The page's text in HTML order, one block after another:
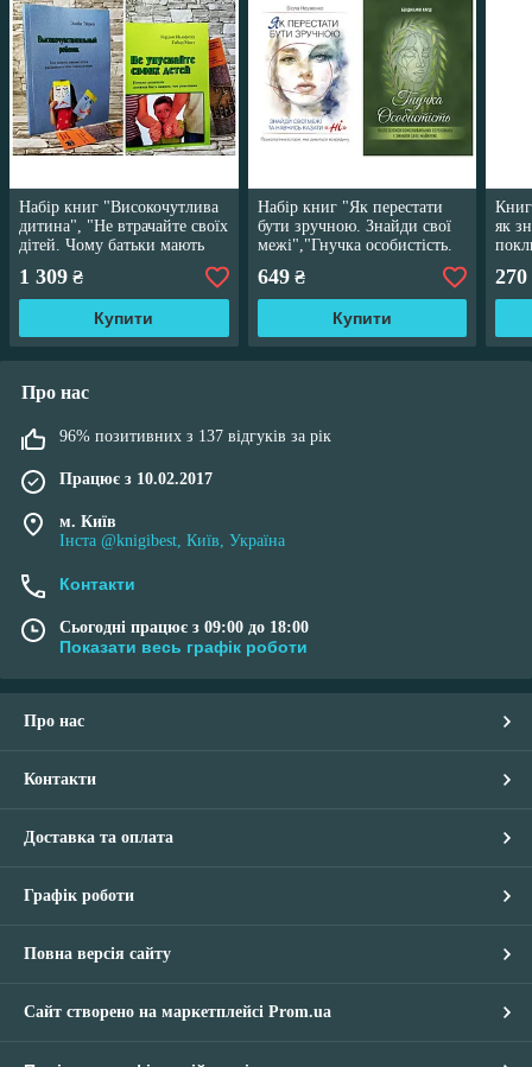
Набір книг "Високочутлива
дитина", "Не втрачайте своїх
дітей. Чому батьки мають
1 309 ₴
Купити
Набір книг "Як перестати
бути зручною. Знайди свої
межі","Гнучка особистість.
обмежувальних переконань і
змінити"
649₴
Купити
як
270
Про нас
96% позитивних з 137 відгуків за рік
Працює з 10.02.2017
м. Київ
Інста @knigibest, Київ, Україна
Контакти
Сьогодні працює з 09:00 до 18:00
Показати весь графік роботи
Про нас
Контакти
Доставка та оплата
Графік роботи
Повна версія сайту
Сайт створено на маркетплейсі Prom.ua